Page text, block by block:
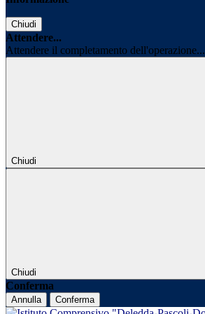
Chiudi
Attendere...
Attendere il completamento dell'operazione...
Chiudi
Chiudi
Conferma
Annulla Conferma